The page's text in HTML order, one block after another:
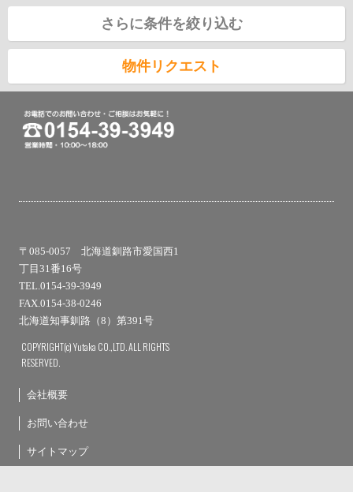
さらに条件を絞り込む
物件リクエスト
〒085-0057 北海道釧路市愛国西1
丁目31番16号
TEL.0154-39-3949
FAX.0154-38-0246
北海道知事釧路（8）第391号
COPYRIGHT(c) Yutaka CO.,LTD. ALL RIGHTS
RESERVED.
会社概要
お問い合わせ
サイトマップ